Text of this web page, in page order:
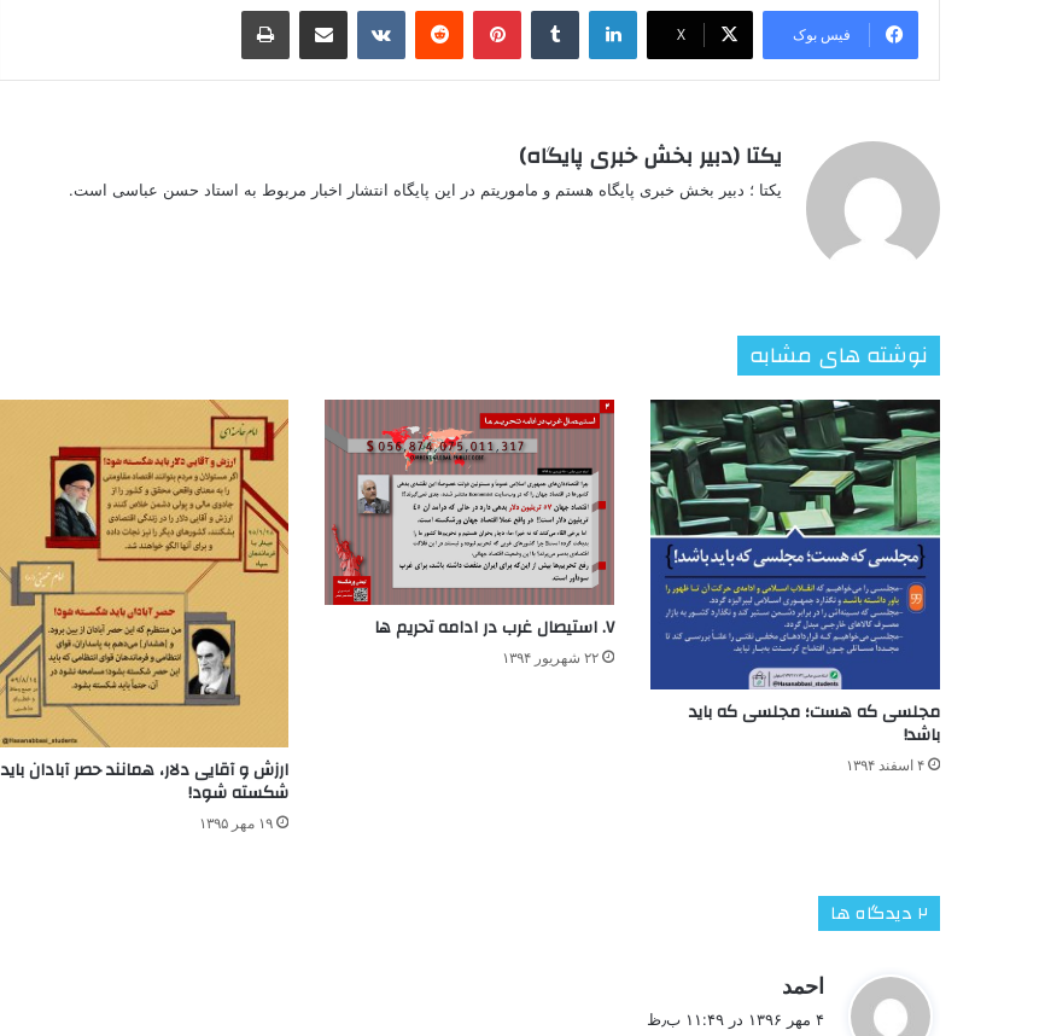
فیس بوک X
لینکدین ‫تامبلر ‫پین‌ترست‫رددیت ‫VKontakteاشتراک گذاری از طریق ایمیل چاپ
یکتا (دبیر بخش خبری پایگاه)
یکتا ؛ دبیر بخش خبری پایگاه هستم و ماموریتم در این پایگاه انتشار اخبار مربوط به استاد حسن عباسی است.
نوشته های مشابه
مجلسی که هست؛ مجلسی که باید
باشد!
۴ اسفند ۱۳۹۴
۷. استیصال غرب در ادامه تحریم ها
۲۲ شهریور ۱۳۹۴
ارزش و آقایی دلار، همانند حصر آبادان باید
شکسته شود!
۱۹ مهر ۱۳۹۵
‫۲ دیدگاه ها
احمد
۴ مهر ۱۳۹۶ در ۱۱:۴۹ ب٫ظ